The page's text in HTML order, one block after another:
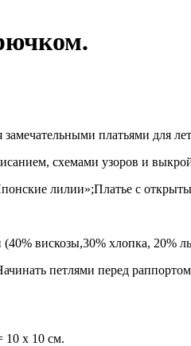
платьями для
схемами узоров и
лилии»;Платье с
(40% вискозы,30% хлопка,
петлями перед
10 х 10 см.